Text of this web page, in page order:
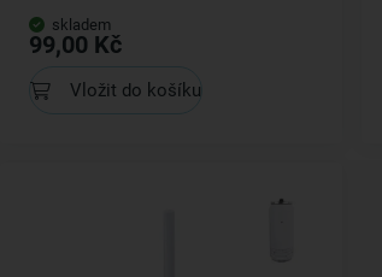
skladem
99,00 Kč
Vložit do košíku